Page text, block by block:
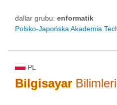
dallar grubu: enformatik
Polsko-Japońska Akademia
PL
BilgisayarBilimleri